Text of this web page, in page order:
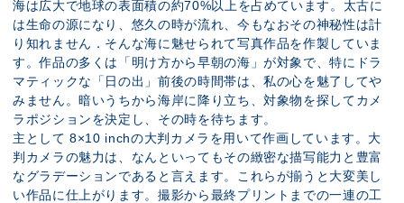
海は広大で地球の表面積の約70%以上を占めています。太古に
は生命の源になり、悠久の時が流れ、今もなおその神秘性は計
り知れません．そんな海に魅せられて写真作品を作製していま
す。作品の多くは「明け方から早朝の海」が対象で、特にドラ
マティックな「日の出」前後の時間帯は、私の心を魅了してや
みません。暗いうちから海岸に降り立ち、対象物を探してカメ
ラポジションを決定し、その時を待ちます。
主として 8×10 inchの大判カメラを用いて作画しています。大
判カメラの魅力は、なんといってもその緻密な描写能力と豊富
なグラデーションであると言えます。これらが揃うと大変美し
い作品に仕上がります。撮影から最終プリントまでの一連の工